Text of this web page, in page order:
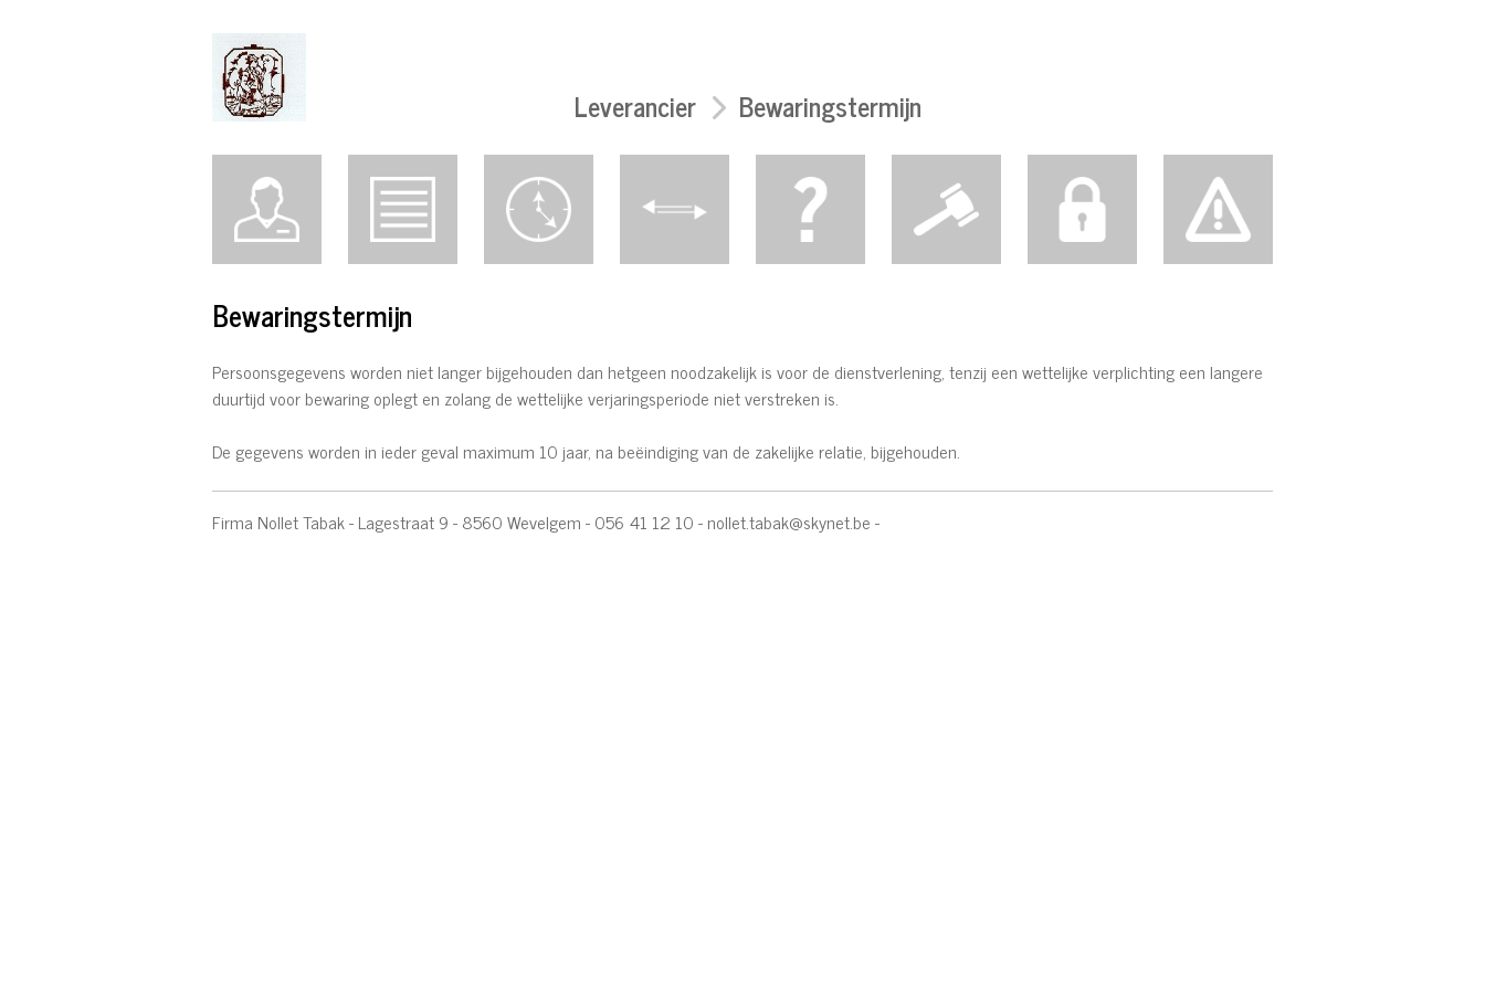
Leverancier Bewaringstermijn
Bewaringstermijn
Persoonsgegevens worden niet langer bijgehouden dan hetgeen noodzakelijk is voor de dienstverlening, tenzij een wettelijke verplichting een langere
duurtijd voor bewaring oplegt en zolang de wettelijke verjaringsperiode niet verstreken is.
De gegevens worden in ieder geval maximum 10 jaar, na beëindiging van de zakelijke relatie, bijgehouden.
Firma Nollet Tabak - Lagestraat 9 - 8560 Wevelgem - 056 41 12 10 -nollet.tabak@skynet.be-